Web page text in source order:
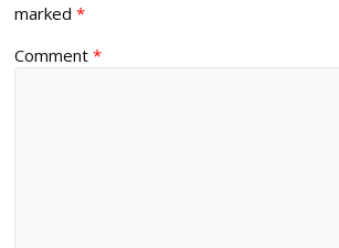
marked*
Comment*